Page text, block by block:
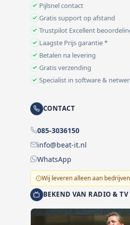
Pijlsnel contact
Gratis support op afstand
Trustpilot Excellent
Laagste Prijs garantie *
Betalen na levering
Gratis verzending
Specialist in software &
CONTACT
085-3036150
info@beat-it.nl
WhatsApp
Wij leveren alleen aan
BEKEND VAN RADIO & TV